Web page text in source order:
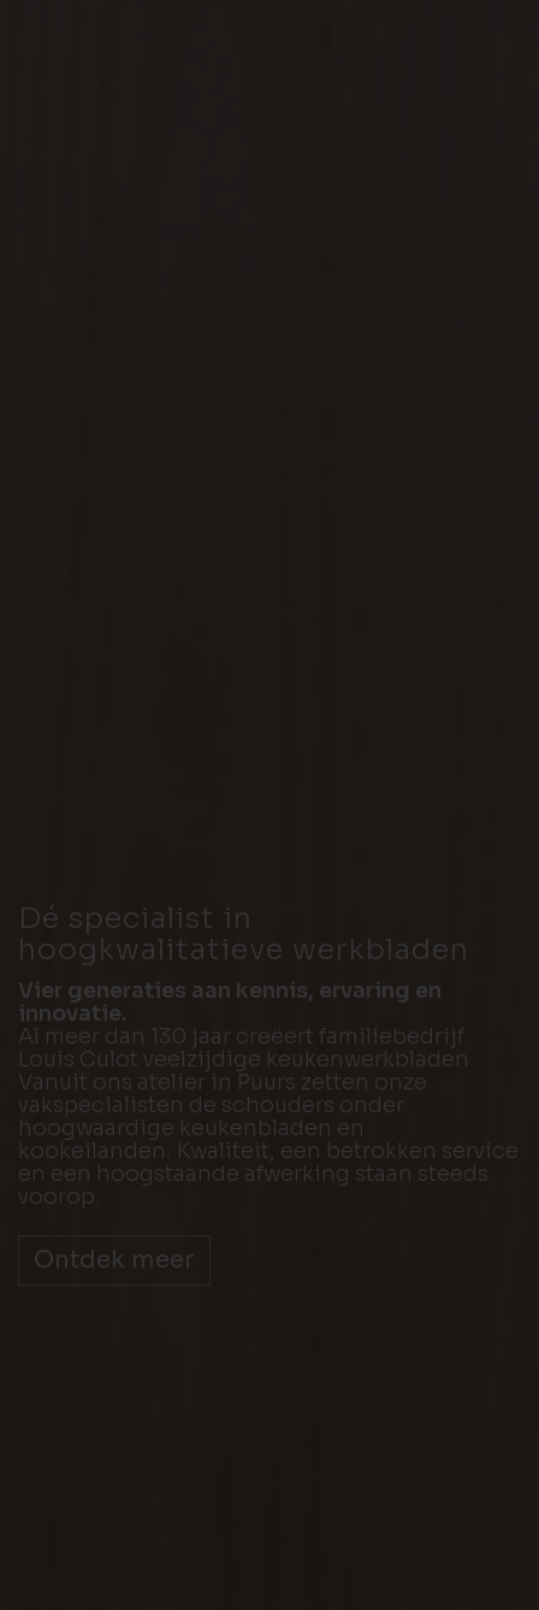
Dé specialist in
hoogkwalitatieve werkbladen
Vier generaties aan kennis, ervaring en
innovatie.
Al meer dan 130 jaar creëert familiebedrijf
Louis Culot veelzijdige keukenwerkbladen.
Vanuit ons atelier in Puurs zetten onze
vakspecialisten de schouders onder
hoogwaardige keukenbladen en
kookeilanden. Kwaliteit, een betrokken service
en een hoogstaande afwerking staan steeds
voorop.
Ontdek meer